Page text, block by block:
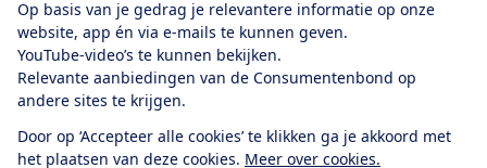
Op basis van je gedrag je relevantere informatie op onze
website, app én via e-mails te kunnen geven.
YouTube-video’s te kunnen bekijken.
Relevante aanbiedingen van de Consumentenbond op
andere sites te krijgen.
Door op ‘Accepteer alle cookies’ te klikken ga je akkoord met
het plaatsen van deze cookies. Meer over cookies.
Algemene Voorwaarden
Privacyverklaring
Cookiebeleid
Privacyvoorkeuren
Toegankelijkheid
RSS-feed nieuws
Facebook
TwitterInstagram
YoutubeLinkedIn